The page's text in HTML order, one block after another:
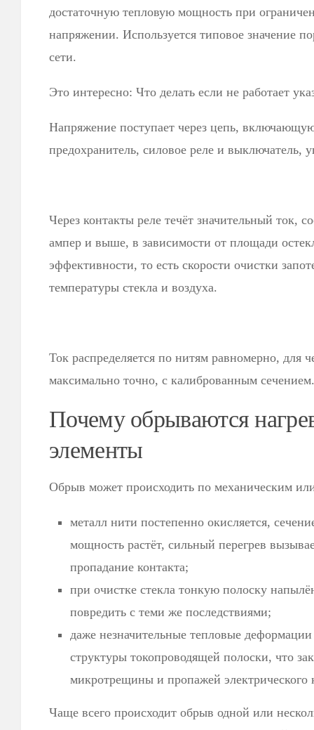
достаточную тепловую мощность при
напряжении. Используется типовое значение
сети.
Это интересно: Что делать если не работает
Напряжение поступает через цепь,
предохранитель, силовое реле и выключатель,
Через контакты реле течёт значительный ток,
ампер и выше, в зависимости от площади
эффективности, то есть скорости очистки
температуры стекла и воздуха.
Ток распределяется по нитям равномерно, для
максимально точно, с калиброванным сечением.
Почему обрываются
элементы
Обрыв может происходить по механическим
металл нити постепенно окисляется,
мощность растёт, сильный перегрев
пропадание контакта;
при очистке стекла тонкую полоску
повредить с теми же последствиями;
даже незначительные тепловые
структуры токопроводящей полоски, что
микротрещины и пропажей электрического
Чаще всего происходит обрыв одной или